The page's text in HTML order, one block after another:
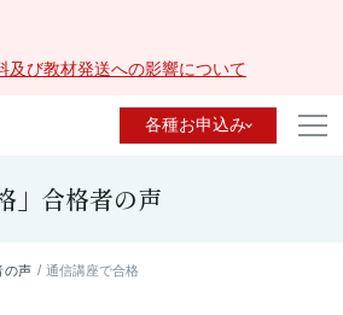
及び教材発送への影響について
各種お申込み
」合格者の声
の声 通信講座で合格